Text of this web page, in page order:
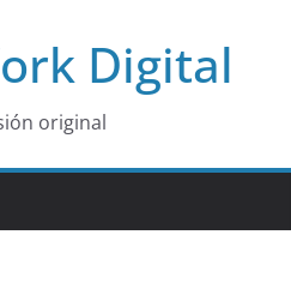
Digital
original